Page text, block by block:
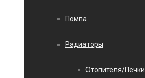
Помпа
Радиаторы
Отопителя/Печки